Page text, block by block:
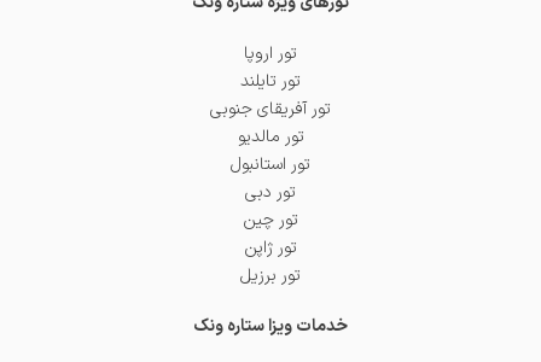
تور اروپا
تور تایلند
تور آفریقای جنوبی
تور مالدیو
تور استانبول
تور دبی
تور چین
تور ژاپن
تور برزیل
خدمات ویزا ستاره ونک